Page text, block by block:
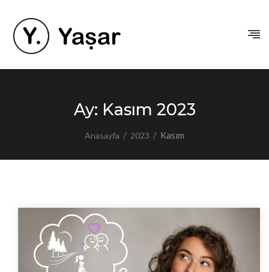
Ay: Kasım 2023
Anasayfa / 2023 / Kasım